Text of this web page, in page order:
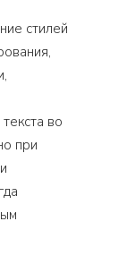
стилей
во
при